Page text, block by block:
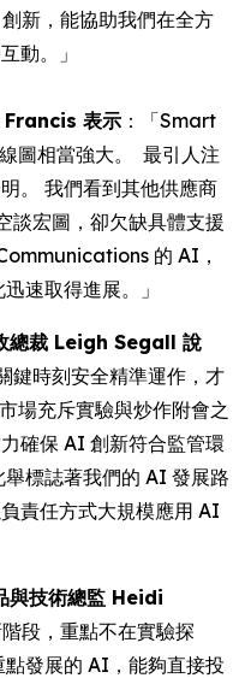
新，能協助我們在全方
動。」
Francis 表示 ：「Smart
圖相當強大。 最引人注
。 我們看到其他供應商
談宏圖，卻欠缺具體支援
的 AI，
速取得進展。」
裁 Leigh Segall 說
鍵時刻安全精準運作，才
場充斥實驗與炒作附會之
確保 AI 創新符合監管環
標誌著我們的 AI 發展路
責任方式大規模應用 AI
技術總監 Heidi
段，重點不在實驗探
發展的 AI，能夠直接投